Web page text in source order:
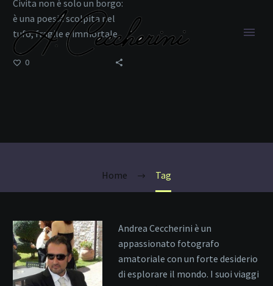
Home Tag
Civita non è solo un borgo:
è una poesia scolpita nel
tufo, fragile e immortale
allo stesso tempo.
0
Andrea Ceccherini è un
appassionato fotografo
amatoriale con un forte desiderio
di esplorare il mondo. I suoi viaggi